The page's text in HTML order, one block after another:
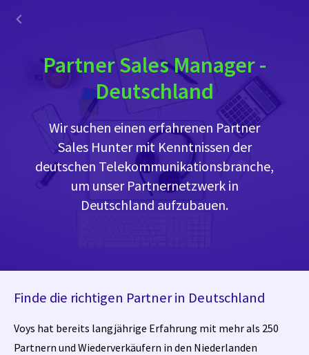
Partner Sales Manager -
Deutschland
Wir suchen einen erfahrenen Partner
Sales Hunter mit Kenntnissen der
deutschen Telekommunikationsbranche,
um unser Partnernetzwerk in
Deutschland aufzubauen.
Finde die richtigen Partner in Deutschland
Voys hat bereits langjährige Erfahrung mit mehr als 250
Partnern und Wiederverkäufern in den Niederlanden